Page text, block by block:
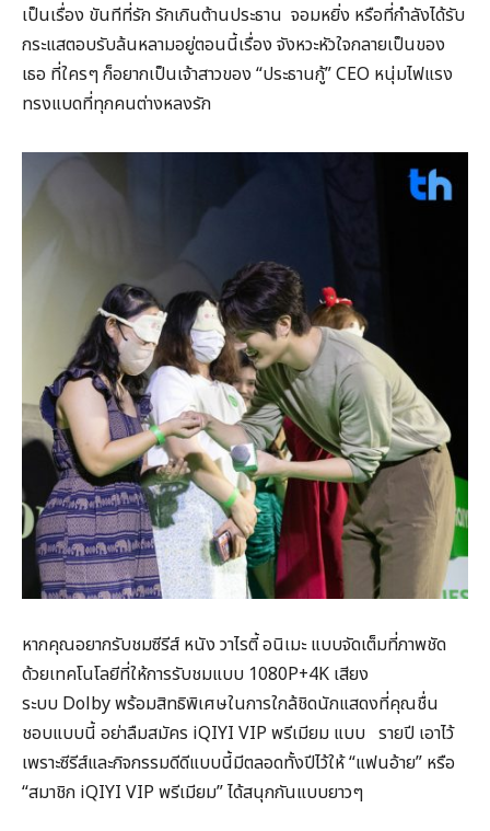
เป็นเรื่อง ขันทีที่รัก รักเกินต้านประธาน จอมหยิ่ง หรือที่กำลังได้รับ
กระแสตอบรับล้นหลามอยู่ตอนนี้เรื่อง จังหวะหัวใจกลายเป็นของ
เธอ ที่ใครๆ ก็อยากเป็นเจ้าสาวของ “ประธานกู้” CEO หนุ่มไฟแรง
ทรงแบดที่ทุกคนต่างหลงรัก
หากคุณอยากรับชมซีรีส์ หนัง วาไรตี้ อนิเมะ แบบจัดเต็มที่ภาพชัด
ด้วยเทคโนโลยีที่ให้การรับชมแบบ 1080P+4K เสียง
ระบบ Dolby พร้อมสิทธิพิเศษในการใกล้ชิดนักแสดงที่คุณชื่น
ชอบแบบนี้ อย่าลืมสมัคร iQIYI VIP พรีเมียม แบบ รายปี เอาไว้
เพราะซีรีส์และกิจกรรมดีดีแบบนี้มีตลอดทั้งปีไว้ให้ “แฟนอ้าย” หรือ
“สมาชิก iQIYI VIP พรีเมียม” ได้สนุกกันแบบยาวๆ